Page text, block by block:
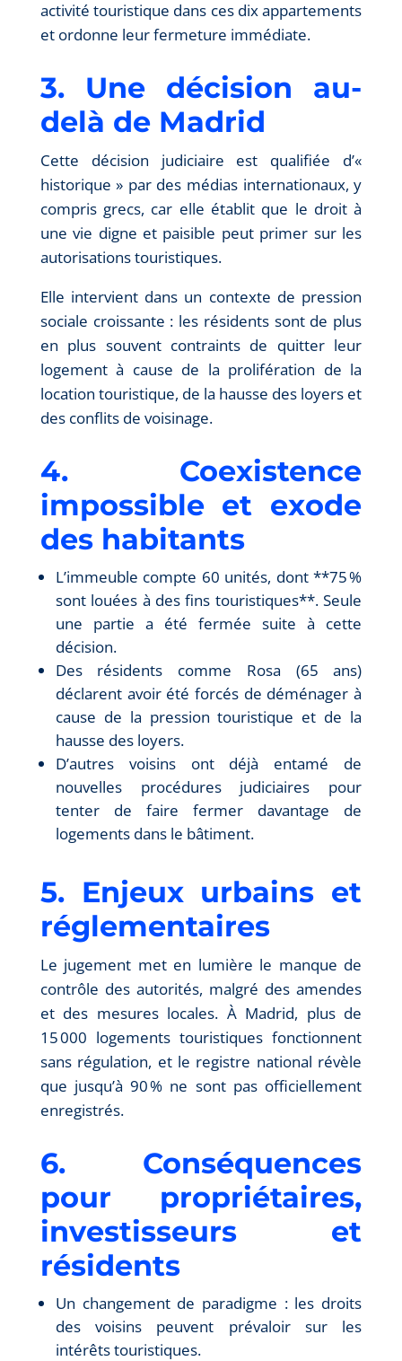
activité touristique dans ces dix appartements
et ordonne leur fermeture immédiate.
3. Une décision au-
delà de Madrid
Cette décision judiciaire est qualifiée d’«
historique » par des médias internationaux, y
compris grecs, car elle établit que le droit à
une vie digne et paisible peut primer sur les
autorisations touristiques.
Elle intervient dans un contexte de pression
sociale croissante : les résidents sont de plus
en plus souvent contraints de quitter leur
logement à cause de la prolifération de la
location touristique, de la hausse des loyers et
des conflits de voisinage.
4. Coexistence
impossible et exode
des habitants
L’immeuble compte 60 unités, dont **75 %
sont louées à des fins touristiques**. Seule
une partie a été fermée suite à cette
décision.
Des résidents comme Rosa (65 ans)
déclarent avoir été forcés de déménager à
cause de la pression touristique et de la
hausse des loyers.
D’autres voisins ont déjà entamé de
nouvelles procédures judiciaires pour
tenter de faire fermer davantage de
logements dans le bâtiment.
5. Enjeux urbains et
réglementaires
Le jugement met en lumière le manque de
contrôle des autorités, malgré des amendes
et des mesures locales. À Madrid, plus de
15 000 logements touristiques fonctionnent
sans régulation, et le registre national révèle
que jusqu’à 90 % ne sont pas officiellement
enregistrés.
6. Conséquences
pour propriétaires,
investisseurs et
résidents
Un changement de paradigme : les droits
des voisins peuvent prévaloir sur les
intérêts touristiques.